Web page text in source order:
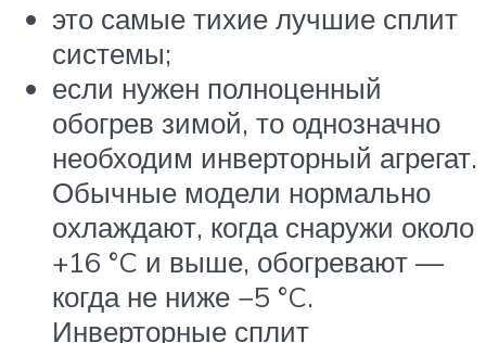
это самые тихие лучшие сплит
системы;
если нужен полноценный
обогрев зимой, то однозначно
необходим инверторный агрегат.
Обычные модели нормально
охлаждают, когда снаружи около
+16 °C и выше, обогревают —
когда не ниже −5 °C.
Инверторные сплит